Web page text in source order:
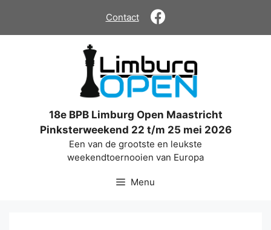
de
Contact
18e BPB Limburg Open Maastricht
Pinksterweekend 22 t/m 25 mei 2026
Een van de grootste en leukste
weekendtoernooien van Europa
Menu